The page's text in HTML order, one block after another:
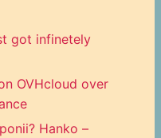
got infinetely
OVHcloud over
Hanko –